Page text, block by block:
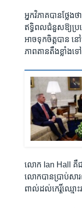
អ្នក​វិភាគ​បាន​ថ្លែ
ឥទ្ធិពល​ជំនួស​ឱ្យ​ប្រទ
អាច​ទុក​ចិត្ត​បាន ន
ភាព​តានតឹង​ខ្លាំង​ទ
លោក Ian Hall គឺ​ជា​
លោក​បាន​ប្រាប់​សា
ពាល់​ដល់​កេរ្តិ៍ឈ្មោ